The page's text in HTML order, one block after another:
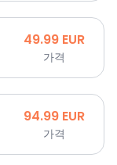
49.99 EUR
가격
94.99 EUR
가격